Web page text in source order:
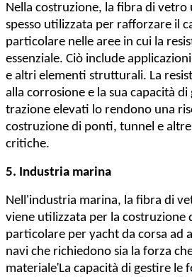
Nella costruzione, la fibra di vetro
spesso utilizzata per rafforzare il
particolare nelle aree in cui la
essenziale. Ciò include
e altri elementi strutturali. La
alla corrosione e la sua capacità
trazione elevati lo rendono una
costruzione di ponti, tunnel e
critiche.
5. Industria marina
Nell'industria marina, la fibra di
viene utilizzata per la costruzione
particolare per yacht da corsa ad
navi che richiedono sia la forza
materiale'La capacità di gestire le